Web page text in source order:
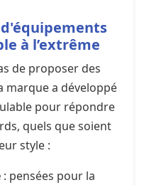
à l’extrême
de proposer des
marque a développé
pour répondre
quels que soient
style :
: pensées pour la